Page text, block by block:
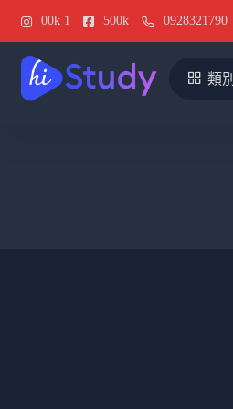
00k 1 500k 0928321790
類別